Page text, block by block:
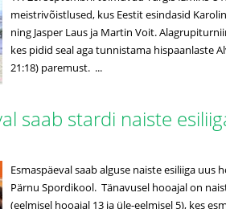
meistrivõistlused, kus Eestit esindasid
ning Jasper Laus ja Martin Voit.
kes pidid seal aga tunnistama hispaanlaste
21:18) paremust. ...
saab stardi naiste
Esmaspäeval saab alguse naiste esiliiga uus
Pärnu Spordikool. Tänavusel hooajal on
(eelmisel hooajal 13 ja üle-eelmisel 5), kes